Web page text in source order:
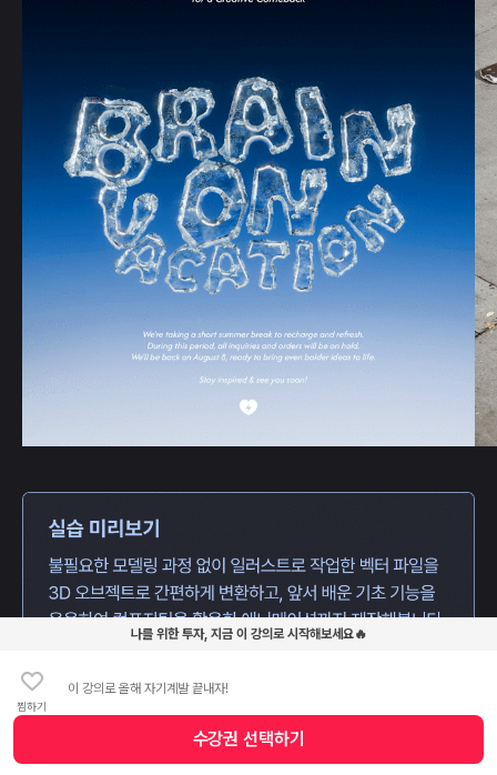
찜하기
나를 위한 투자, 지금 이 강의로 시작해보세요🔥
이 강의로 올해 자기계발 끝내자!
수강권 선택하기